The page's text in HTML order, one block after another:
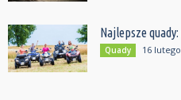
Najlepsze
Quady 16